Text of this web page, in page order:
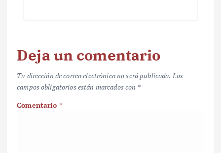
Deja un comentario
Tu dirección de correo electrónico no será publicada. Los
campos obligatorios están marcados con *
Comentario *